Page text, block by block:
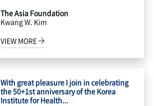
The Asia Foundation
Kwang W. Kim
VIEW MORE
With great pleasure I join in celebrating
the 50+1st anniversary of the Korea
Institute for Health...